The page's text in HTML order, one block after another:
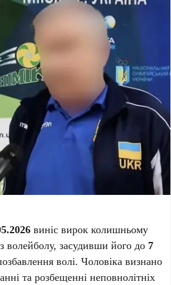
виніс вирок колишньому
волейболу, засудивши його до 7
волі. Чоловіка визнано
та розбещенні неповнолітніх